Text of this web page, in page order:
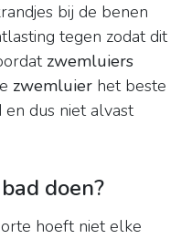
bij de benen
tegen zodat dit
zwemluiers
zwemluier het beste
dus niet alvast
doen?
hoeft niet elke